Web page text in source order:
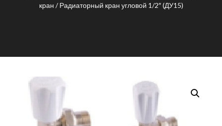
кран / Радиаторный кран угловой 1/2″ (ДУ15)